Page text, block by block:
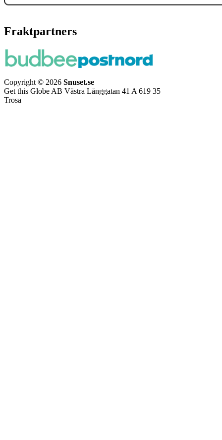
Fraktpartners
Copyright © 2026 Snuset.se
Get this Globe AB Västra Långgatan 41 A 619 35
Trosa